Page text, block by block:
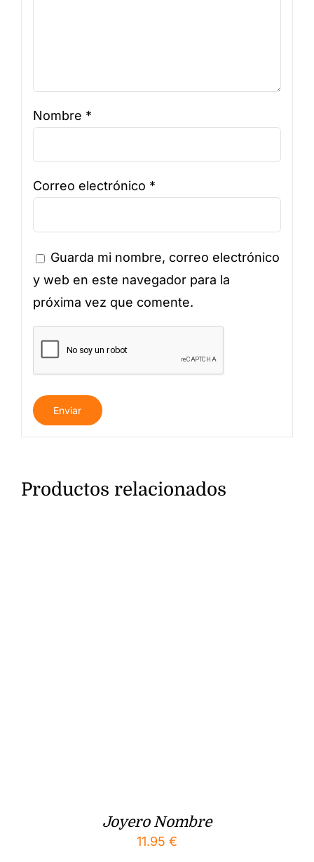
Nombre *
Correo electrónico *
Guarda mi nombre, correo electrónico
y web en este navegador para la
próxima vez que comente.
Productos relacionados
Joyero Nombre
11.95 €